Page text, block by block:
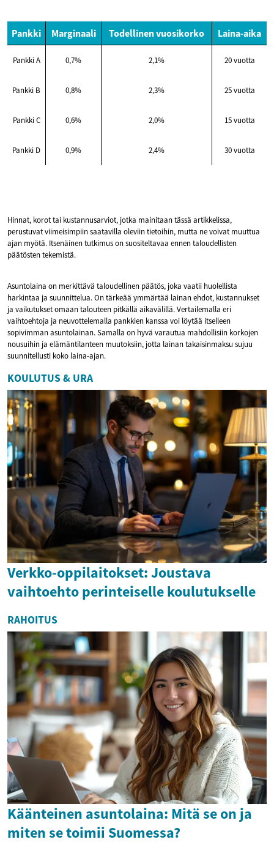
Pankki Marginaali Todellinen vuosikorko Laina-aika
Pankki A 0,7% 2,1% 20 vuotta
Pankki B 0,8% 2,3% 25 vuotta
Pankki C 0,6% 2,0% 15 vuotta
Pankki D 0,9% 2,4% 30 vuotta
Hinnat, korot tai kustannusarviot, jotka mainitaan tässä artikkelissa,
perustuvat viimeisimpiin saatavilla oleviin tietoihin, mutta ne voivat muuttua
ajan myötä. Itsenäinen tutkimus on suositeltavaa ennen taloudellisten
päätösten tekemistä.
Asuntolaina on merkittävä taloudellinen päätös, joka vaatii huolellista
harkintaa ja suunnittelua. On tärkeää ymmärtää lainan ehdot, kustannukset
ja vaikutukset omaan talouteen pitkällä aikavälillä. Vertailemalla eri
vaihtoehtoja ja neuvottelemalla pankkien kanssa voi löytää itselleen
sopivimman asuntolainan. Samalla on hyvä varautua mahdollisiin korkojen
nousuihin ja elämäntilanteen muutoksiin, jotta lainan takaisinmaksu sujuu
suunnitellusti koko laina-ajan.
KOULUTUS & URA
Verkko-oppilaitokset: Joustava
vaihtoehto perinteiselle koulutukselle
RAHOITUS
Käänteinen asuntolaina: Mitä se on ja
miten se toimii Suomessa?